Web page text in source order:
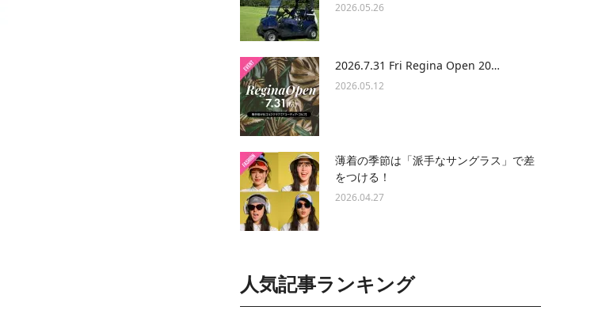
2026.05.26
2026.7.31 Fri Regina Open 20…
2026.05.12
薄着の季節は「派手なサングラス」で差
をつける！
2026.04.27
人気記事ランキング